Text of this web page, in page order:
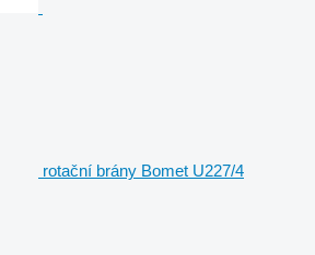
rotační brány Bomet U227/4